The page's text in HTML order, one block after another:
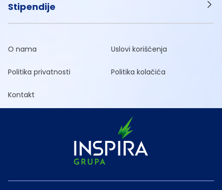
Stipendije
O nama Uslovi korišćenja
Politika privatnosti Politika kolačića
Kontakt